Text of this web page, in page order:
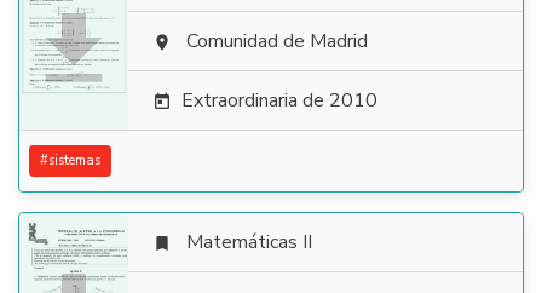
  Comunidad de Madrid
 Extraordinaria de 2010
#sistemas
 Matemáticas II